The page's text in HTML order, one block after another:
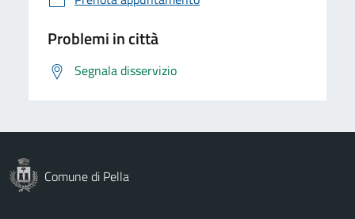
Problemi in città
Segnala disservizio
Comune di Pella